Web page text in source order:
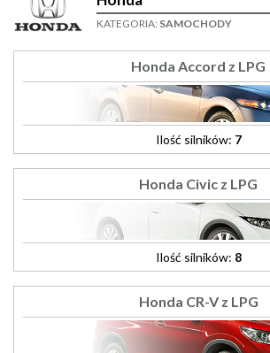
KATEGORIA: SAMOCHODY
Honda Accord z LPG
Ilość silników: 7
Honda Civic z LPG
Ilość silników: 8
Honda CR-V z LPG